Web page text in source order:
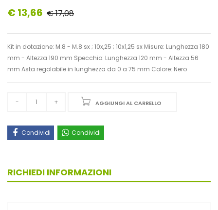
€ 13,66 € 17,08
Kit in dotazione: M.8 - M.8 sx ; 10x,25 ; 10x1,25 sx Misure: Lunghezza 180
mm - Altezza 190 mm Specchio: Lunghezza 120 mm - Altezza 56
mm Asta regolabile in lunghezza da 0 a 75 mm Colore: Nero
AGGIUNGI AL CARRELLO
Condividi Condividi
RICHIEDI INFORMAZIONI